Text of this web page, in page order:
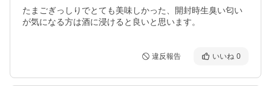
たまごぎっしりでとても美味しかった、開封時生臭い匂い
が気になる方は酒に浸けると良いと思います。
違反報告 いいね 0